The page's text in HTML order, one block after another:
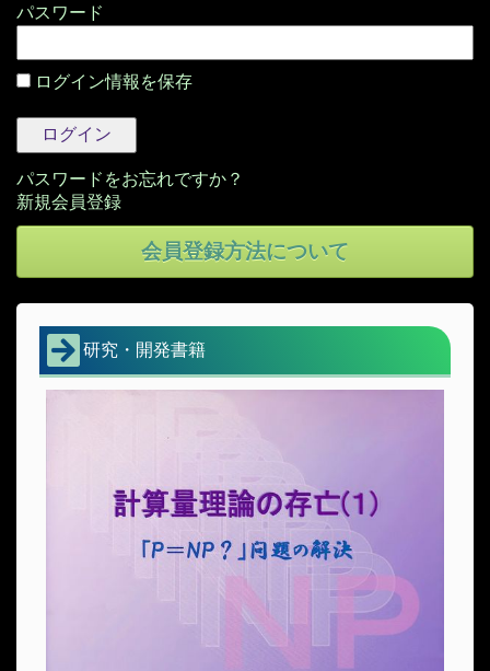
パスワード
ログイン情報を保存
パスワードをお忘れですか？
会員登録方法について
研究・開発書籍